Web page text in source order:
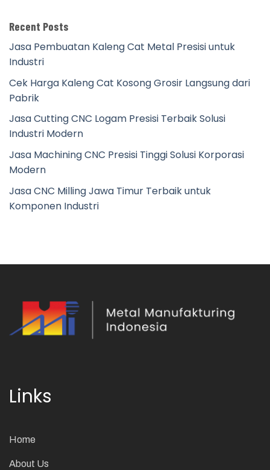
Recent Posts
Jasa Pembuatan Kaleng Cat Metal Presisi untuk
Industri
Cek Harga Kaleng Cat Kosong Grosir Langsung dari
Pabrik
Jasa Cutting CNC Logam Presisi Terbaik Solusi
Industri Modern
Jasa Machining CNC Presisi Tinggi Solusi Korporasi
Modern
Jasa CNC Milling Jawa Timur Terbaik untuk
Komponen Industri
Links
Home
About Us